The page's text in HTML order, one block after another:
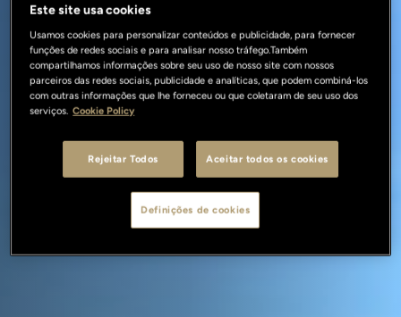
Este site usa cookies
Usamos cookies para personalizar conteúdos e publicidade, para fornecer
funções de redes sociais e para analisar nosso tráfego.Também
compartilhamos informações sobre seu uso de nosso site com nossos
parceiros das redes sociais, publicidade e analíticas, que podem combiná-los
com outras informações que lhe forneceu ou que coletaram de seu uso dos
serviços. Cookie Policy
Rejeitar Todos Aceitar todos os cookies
Definições de cookies